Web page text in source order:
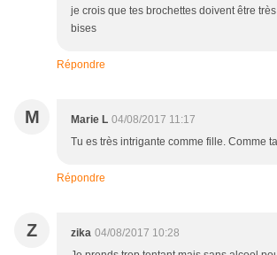
je crois que tes brochettes doivent être
bises
Répondre
M Marie L 04/08/2017 11:17
Tu es très intrigante comme fille. Comme
Répondre
Z zika 04/08/2017 10:28